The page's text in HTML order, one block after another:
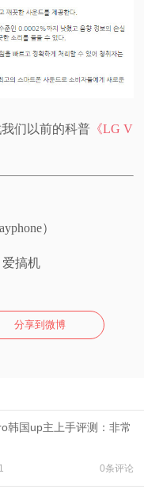
们以前的科普 《LG V
）
搞机
分享到微博
韩国up主上手评测：非常
0条评论